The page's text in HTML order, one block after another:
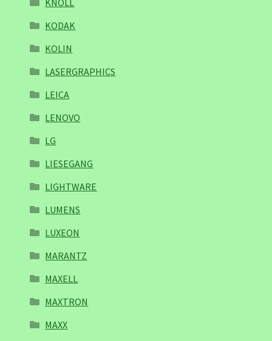
KNOLL
KODAK
KOLIN
LASERGRAPHICS
LEICA
LENOVO
LG
LIESEGANG
LIGHTWARE
LUMENS
LUXEON
MARANTZ
MAXELL
MAXTRON
MAXX